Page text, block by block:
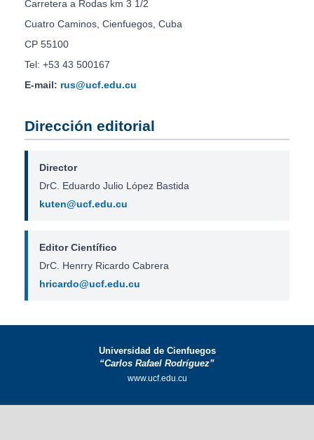
Carretera a Rodas km 3 1/2
Cuatro Caminos, Cienfuegos, Cuba
CP 55100
Tel: +53 43 500167
E-mail: rus@ucf.edu.cu
Dirección editorial
Director
DrC. Eduardo Julio López Bastida
kuten@ucf.edu.cu
Editor Científico
DrC. Henrry Ricardo Cabrera
hricardo@ucf.edu.cu
Universidad de Cienfuegos
“Carlos Rafael Rodríguez”
www.ucf.edu.cu